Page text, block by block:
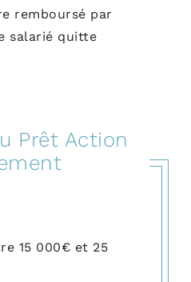
remboursé par
salarié quitte
Prêt Action
15 000€ et 25